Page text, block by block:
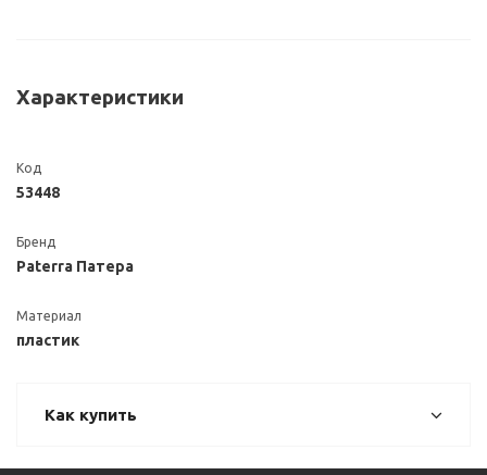
Характеристики
Код
53448
Бренд
Paterra Патера
Материал
пластик
Как купить